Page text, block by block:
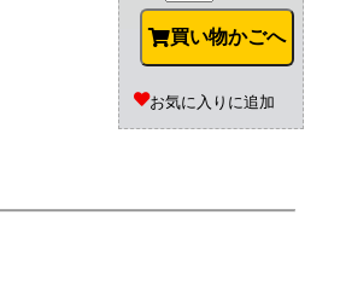
買い物かごへ
お気に入りに追加